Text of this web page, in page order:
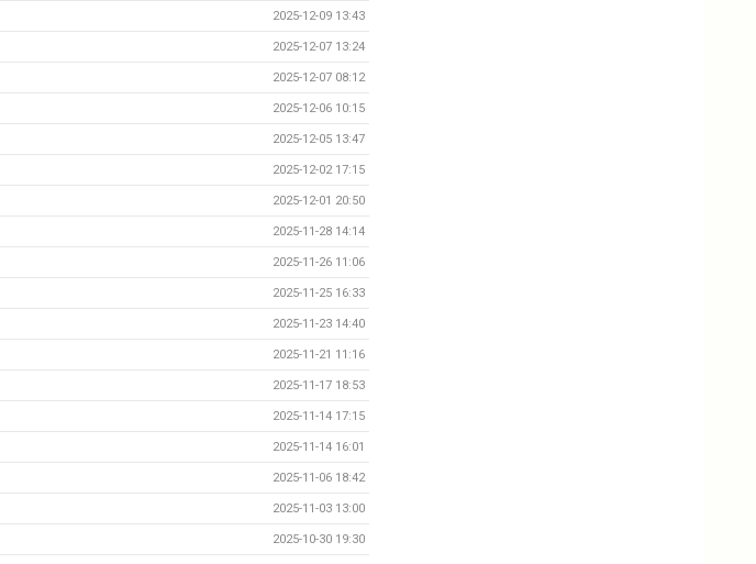
2025-12-09 13:43
2025-12-07 13:24
2025-12-07 08:12
2025-12-06 10:15
2025-12-05 13:47
2025-12-02 17:15
2025-12-01 20:50
2025-11-28 14:14
2025-11-26 11:06
2025-11-25 16:33
2025-11-23 14:40
2025-11-21 11:16
2025-11-17 18:53
2025-11-14 17:15
2025-11-14 16:01
2025-11-06 18:42
2025-11-03 13:00
2025-10-30 19:30